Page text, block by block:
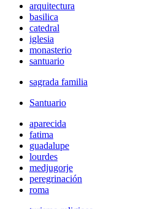
arquitectura
basilica
catedral
iglesia
monasterio
santuario
sagrada familia
Santuario
aparecida
fatima
guadalupe
lourdes
medjugorje
peregrinación
roma